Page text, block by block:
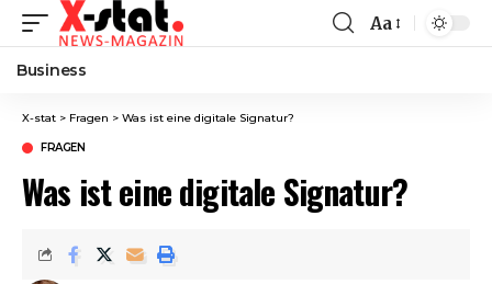
Font
Aa
Business
X-stat > Fragen > Was ist eine digitale Signatur?
FRAGEN
Was ist eine digitale Signatur?